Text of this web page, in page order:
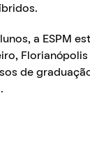
a ESPM
de